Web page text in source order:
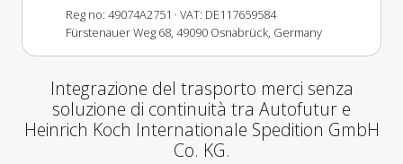
Reg no: 49074A2751 · VAT: DE117659584
Fürstenauer Weg 68, 49090 Osnabrück, Germany
Integrazione del trasporto merci senza
soluzione di continuità tra Autofutur e
Heinrich Koch Internationale Spedition GmbH
Co. KG.